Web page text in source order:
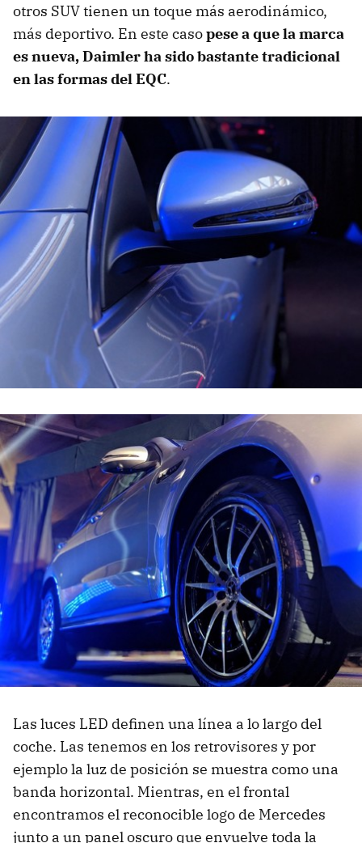
otros SUV tienen un toque más aerodinámico,
más deportivo. En este casopese a que la marca
es nueva, Daimler ha sido bastante tradicional
en las formas del EQC.
Las luces LED definen una línea a lo largo del
coche. Las tenemos en los retrovisores y por
ejemplo la luz de posición se muestra como una
banda horizontal. Mientras, en el frontal
encontramos el reconocible logo de Mercedes
junto a un panel oscuro que envuelve toda la